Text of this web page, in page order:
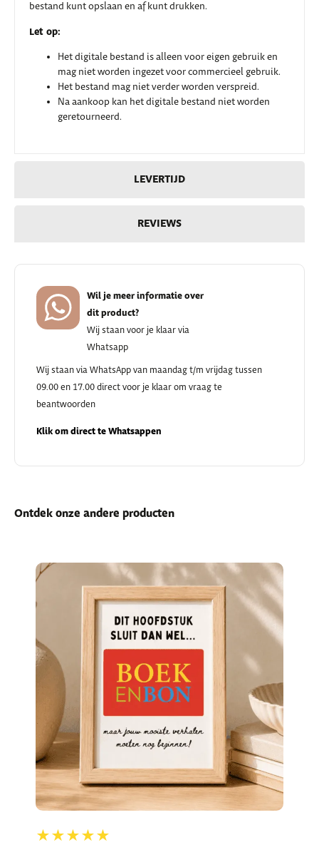
LEVERTIJD
REVIEWS
bestand kunt opslaan en af kunt drukken.
Let op:
Het digitale bestand is alleen voor eigen gebruik en
mag niet worden ingezet voor commercieel gebruik.
Het bestand mag niet verder worden verspreid.
Na aankoop kan het digitale bestand niet worden
geretourneerd.
Wil je meer informatie over
dit product?
Wij staan voor je klaar via
Whatsapp
Wij staan via WhatsApp van maandag t/m vrijdag tussen
09.00 en 17.00 direct voor je klaar om vraag te
beantwoorden
Klik om direct te Whatsappen
Ontdek onze andere producten
★★★★★